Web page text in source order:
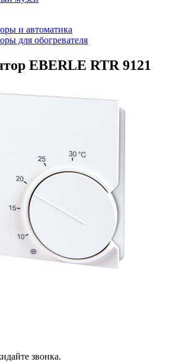
и автоматика
для обогревателя
EBERLE RTR 9121
звонка.